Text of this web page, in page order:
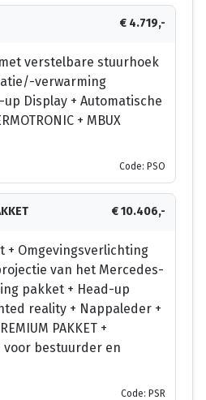
€ 4.719,-
verstelbare stuurhoek
verwarming
Display + Automatische
+ MBUX
Code: PSO
€ 10.406,-
+ Omgevingsverlichting
van het Mercedes-
pakket + Head-up
reality + Nappaleder +
PAKKET +
bestuurder en
Code: PSR